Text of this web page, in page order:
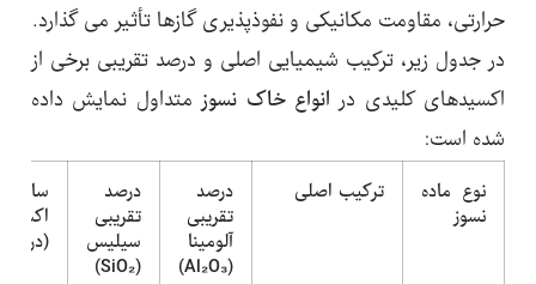
حرارتی، مقاومت مکانیکی و نفوذپذیری گازها تأثیر می گذارد.
در جدول زیر، ترکیب شیمیایی اصلی و درصد تقریبی برخی از
اکسیدهای کلیدی در انواع خاک نسوز متداول نمایش داده
شده است:
نوع ماده
نسوز
ترکیب اصلی
درصد
تقریبی
آلومینا
(Al₂O₃)
درصد
تقریبی
سیلیس
(SiO₂)
سایر
(درصد)